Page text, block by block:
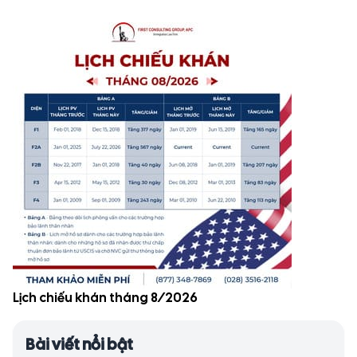
Lịch chiếu khán tháng 8/2026
Bài viết nổi bật